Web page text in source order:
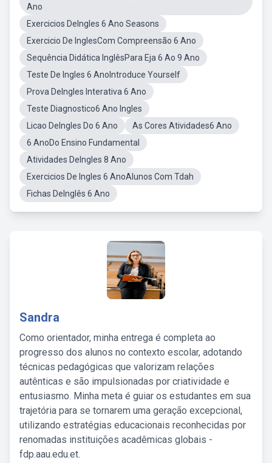
Ano
Exercicios DeIngles 6 Ano Seasons
Exercicio De InglesCom Compreensão 6 Ano
Sequência Didática InglêsPara Eja 6 Ao 9 Ano
Teste De Ingles 6 AnoIntroduce Yourself
Prova DeIngles Interativa 6 Ano
Teste Diagnostico6 Ano Ingles
Licao DeIngles Do 6 Ano
As Cores Atividades6 Ano
6 AnoDo Ensino Fundamental
Atividades DeIngles 8 Ano
Exercicios De Ingles 6 AnoAlunos Com Tdah
Fichas DeInglês 6 Ano
Sandra
Como orientador, minha entrega é completa ao
progresso dos alunos no contexto escolar, adotando
técnicas pedagógicas que valorizam relações
autênticas e são impulsionadas por criatividade e
entusiasmo. Minha meta é guiar os estudantes em sua
trajetória para se tornarem uma geração excepcional,
utilizando estratégias educacionais reconhecidas por
renomadas instituições acadêmicas globais -
fdp.aau.edu.et.